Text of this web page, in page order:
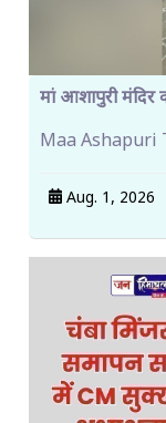
मां आशापुरी मंदिर
Maa Ashapuri
Aug. 1, 2026